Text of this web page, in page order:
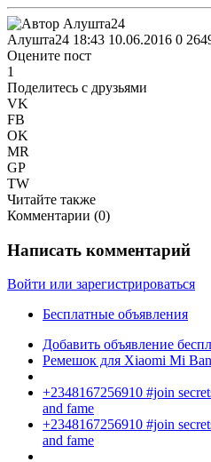
Алушта24 18:43 10.06.2016 0
Оцените пост
1
Поделитесь с друзьями
VK
FB
OK
MR
GP
TW
Читайте также
Комментарии (0)
Написать комментарий
Войти или зарегистрироваться
Бесплатные объявления
Добавить объявление
Ремешок для Xiaomi Mi
+2348167256910 #join
and fame
+2348167256910 #join
and fame